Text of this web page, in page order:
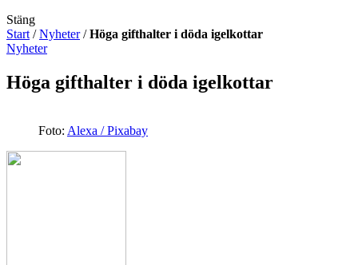
Stäng
Start /Nyheter/Höga gifthalter i döda igelkottar
Nyheter
Höga gifthalter i döda igelkottar
Foto: Alexa / Pixabay